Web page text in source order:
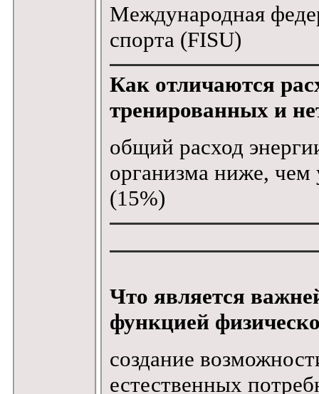
Международная
спорта (FISU)
Как отличаются
тренированных и
общий расход
организма ниже, чем
(15%)
Что является
функцией
создание
естественных